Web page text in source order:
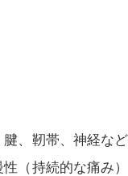
、靭帯、神経な
（持続的な痛み